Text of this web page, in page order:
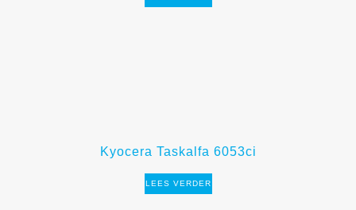
Kyocera Taskalfa 6053ci
LEES VERDER